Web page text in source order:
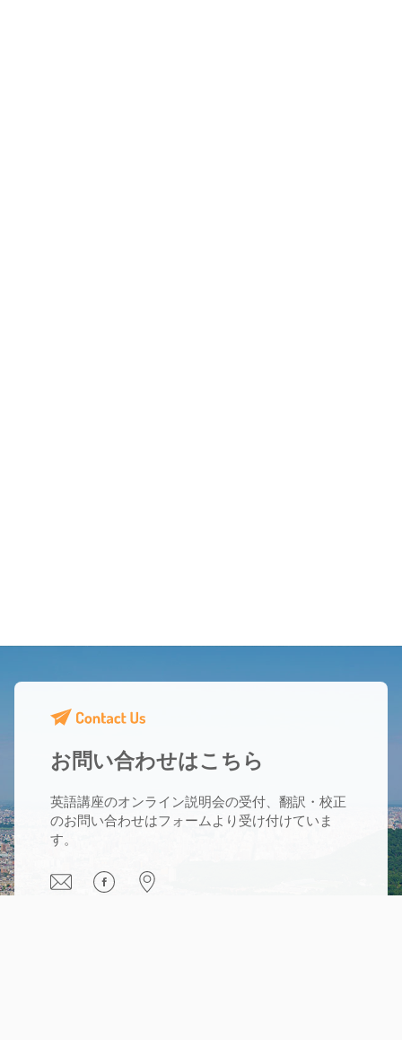
お問い合わせはこちら
英語講座のオンライン説明会の受付、翻訳・校正
のお問い合わせはフォームより受け付けていま
す。